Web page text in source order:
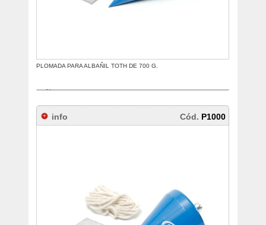
PLOMADA PARA ALBAÑIL TOTH DE 700 G.
info Cód. P1000